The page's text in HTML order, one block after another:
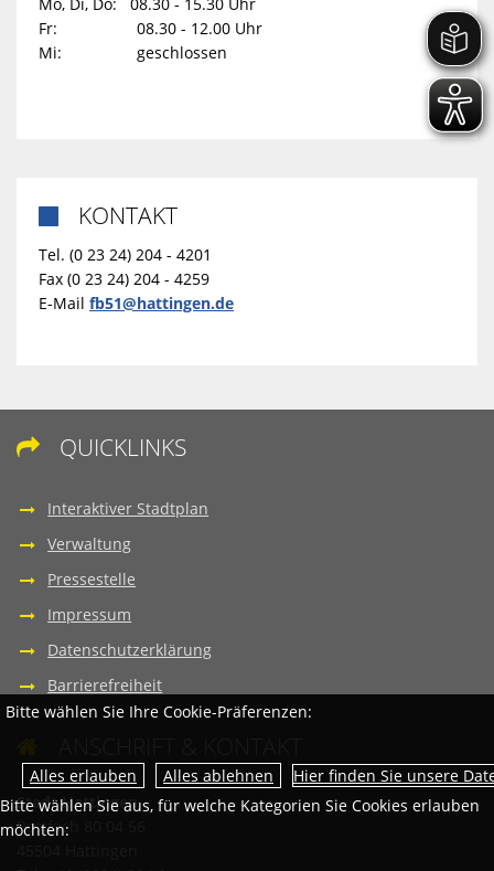
Fr: 08.30 - 12.00 Uhr
Mi: geschlossen
KONTAKT
Tel. (0 23 24) 204 - 4201
Fax (0 23 24) 204 - 4259
E-Mail fb51@hattingen.de
 QUICKLINKS
Interaktiver Stadtplan
Verwaltung
Pressestelle
Impressum
Datenschutzerklärung
Barrierefreiheit
Stadt Hattingen
Postfach 80 04 56
Bitte wählen Sie Ihre Cookie-Präferenzen:
Hier finden Sie unsere
Bitte wählen Sie aus, für welche Kategorien Sie Cookies erlauben
möchten: